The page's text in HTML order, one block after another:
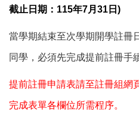
截止日期：115年7月31日)
當學期結束至次學期開學註冊
同學，必須先完成提前註冊手
提前註冊申請表請至註冊組網
完成表單各欄位所需程序。